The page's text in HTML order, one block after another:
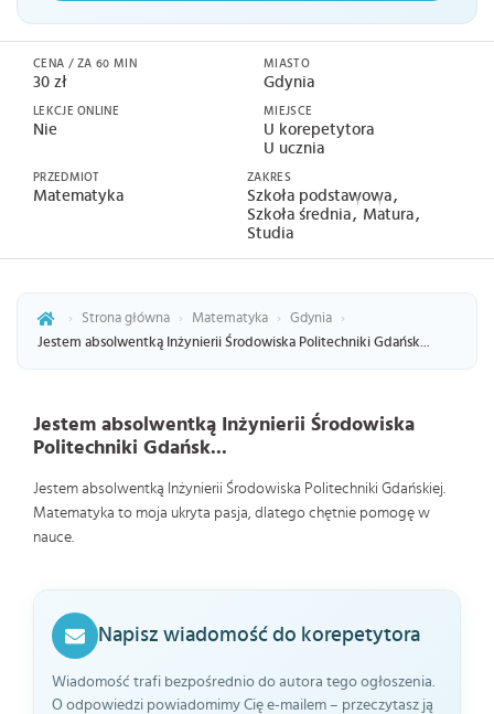
CENA / ZA 60 MIN
30 zł
LEKCJE ONLINE
Nie
MIASTO
Gdynia
MIEJSCE
U korepetytora
U ucznia
PRZEDMIOT
Matematyka
ZAKRES
Szkoła podstawowa
Szkoła średnia Matura
Studia
› Strona główna › Matematyka › Gdynia
›
Jestem absolwentką Inżynierii Środowiska Politechniki Gdańsk...
Jestem absolwentką Inżynierii Środowiska
Politechniki Gdańsk...
Jestem absolwentką Inżynierii Środowiska Politechniki Gdańskiej.
Matematyka to moja ukryta pasja, dlatego chętnie pomogę w
nauce.
Napisz wiadomość do korepetytora
Wiadomość trafi bezpośrednio do autora tego ogłoszenia.
O odpowiedzi powiadomimy Cię e-mailem – przeczytasz ją